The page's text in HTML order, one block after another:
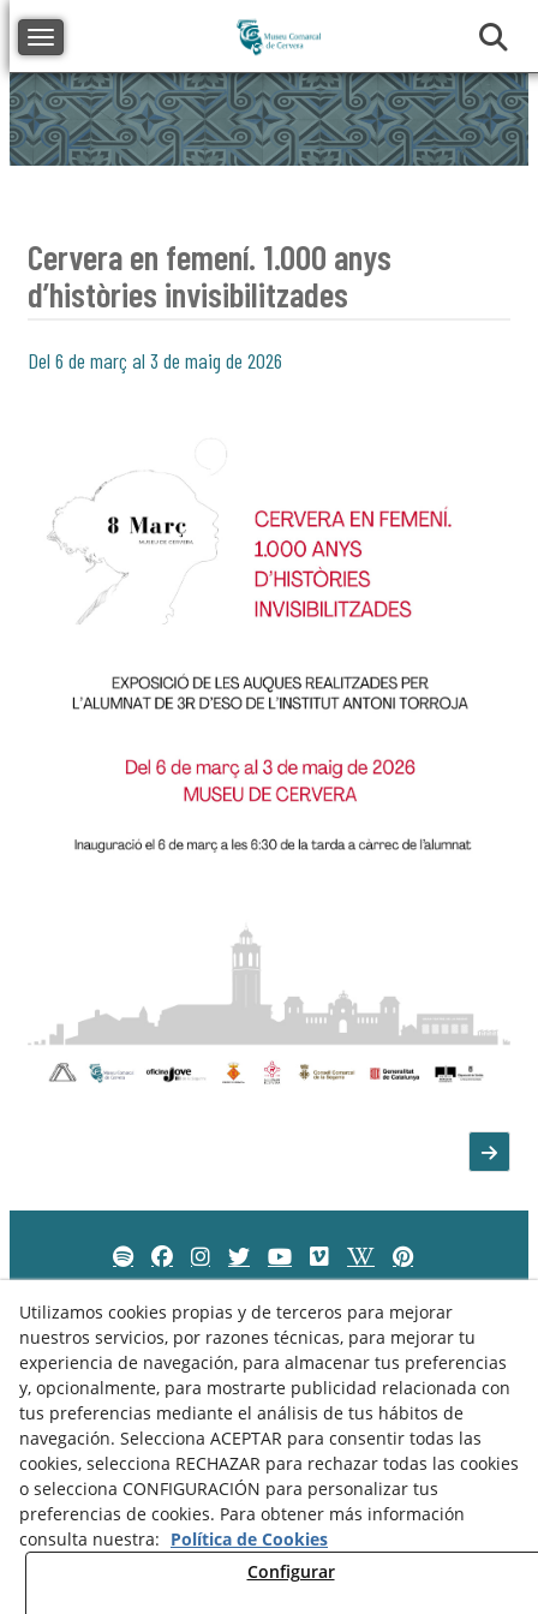
Toggle navigation
Cervera en femení. 1.000 anys
d’històries invisibilitzades
Del 6 de març al 3 de maig de 2026
Política de Cookies
Política de Privacidad
Utilizamos cookies propias y de terceros para mejorar
nuestros servicios, por razones técnicas, para mejorar tu
experiencia de navegación, para almacenar tus preferencias
y, opcionalmente, para mostrarte publicidad relacionada con
tus preferencias mediante el análisis de tus hábitos de
navegación. Selecciona ACEPTAR para consentir todas las
cookies, selecciona RECHAZAR para rechazar todas las cookies
o selecciona CONFIGURACIÓN para personalizar tus
preferencias de cookies. Para obtener más información
consulta nuestra: Política de Cookies
Configurar